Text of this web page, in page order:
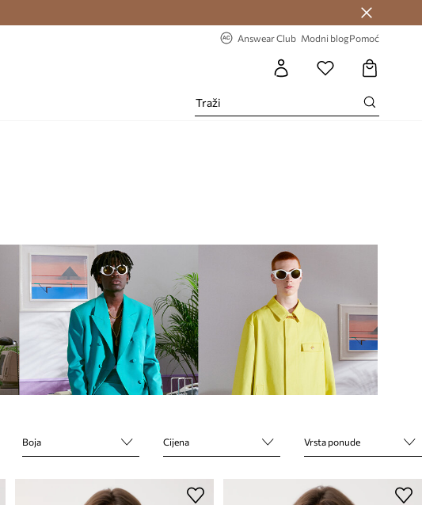
Answear Club Modni blogPomoć
Boja Cijena Vrsta ponude